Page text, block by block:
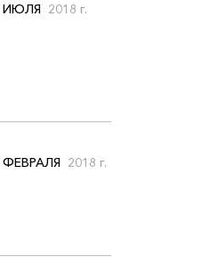
ИЮЛЯ 2018 г.
ФЕВРАЛЯ 2018 г.